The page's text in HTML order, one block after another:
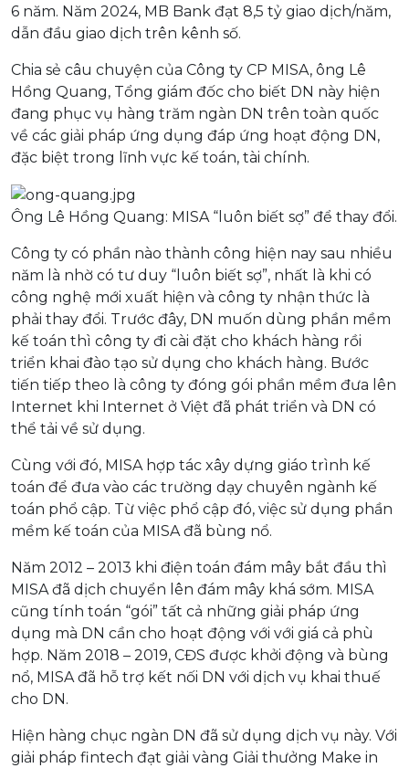
6 năm. Năm 2024, MB Bank đạt 8,5 tỷ giao dịch/năm,
dẫn đầu giao dịch trên kênh số.
Chia sẻ câu chuyện của Công ty CP MISA, ông Lê
Hồng Quang, Tổng giám đốc cho biết DN này hiện
đang phục vụ hàng trăm ngàn DN trên toàn quốc
về các giải pháp ứng dụng đáp ứng hoạt động DN,
đặc biệt trong lĩnh vực kế toán, tài chính.
Ông Lê Hồng Quang: MISA “luôn biết sợ” để thay đổi.
Công ty có phần nào thành công hiện nay sau nhiều
năm là nhờ có tư duy “luôn biết sợ”, nhất là khi có
công nghệ mới xuất hiện và công ty nhận thức là
phải thay đổi. Trước đây, DN muốn dùng phần mềm
kế toán thì công ty đi cài đặt cho khách hàng rồi
triển khai đào tạo sử dụng cho khách hàng. Bước
tiến tiếp theo là công ty đóng gói phần mềm đưa lên
Internet khi Internet ở Việt đã phát triển và DN có
thể tải về sử dụng.
Cùng với đó, MISA hợp tác xây dựng giáo trình kế
toán để đưa vào các trường dạy chuyên ngành kế
toán phổ cập. Từ việc phổ cập đó, việc sử dụng phần
mềm kế toán của MISA đã bùng nổ.
Năm 2012 – 2013 khi điện toán đám mây bắt đầu thì
MISA đã dịch chuyển lên đám mây khá sớm. MISA
cũng tính toán “gói” tất cả những giải pháp ứng
dụng mà DN cần cho hoạt động với với giá cả phù
hợp. Năm 2018 – 2019, CĐS được khởi động và bùng
nổ, MISA đã hỗ trợ kết nối DN với dịch vụ khai thuế
cho DN.
Hiện hàng chục ngàn DN đã sử dụng dịch vụ này. Với
giải pháp fintech đạt giải vàng Giải thưởng Make in